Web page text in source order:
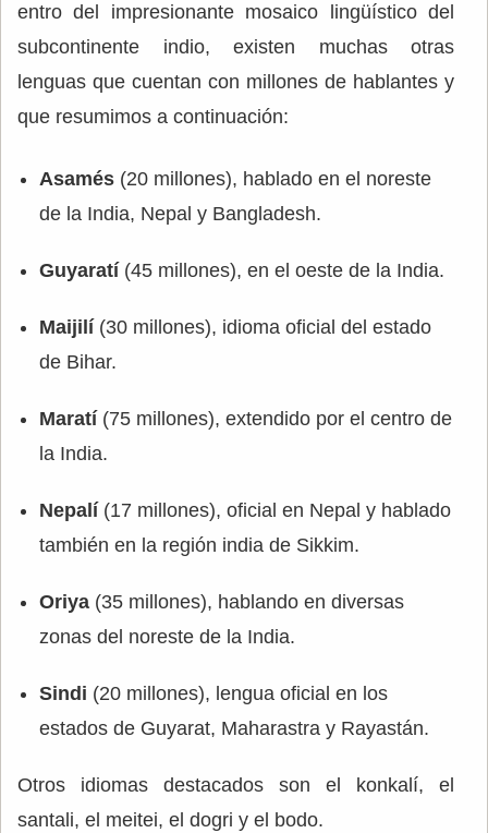
entro del impresionante mosaico lingüístico del
subcontinente indio, existen muchas otras
lenguas que cuentan con millones de hablantes y
que resumimos a continuación:
Asamés (20 millones), hablado en el noreste
de la India, Nepal y Bangladesh.
Guyaratí (45 millones), en el oeste de la India.
Maijilí (30 millones), idioma oficial del estado
de Bihar.
Maratí (75 millones), extendido por el centro de
la India.
Nepalí (17 millones), oficial en Nepal y hablado
también en la región india de Sikkim.
Oriya (35 millones), hablando en diversas
zonas del noreste de la India.
Sindi (20 millones), lengua oficial en los
estados de Guyarat, Maharastra y Rayastán.
Otros idiomas destacados son el konkalí, el
santali, el meitei, el dogri y el bodo.